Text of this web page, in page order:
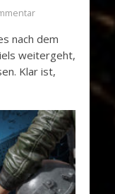
nach dem
weitergeht,
Klar ist,